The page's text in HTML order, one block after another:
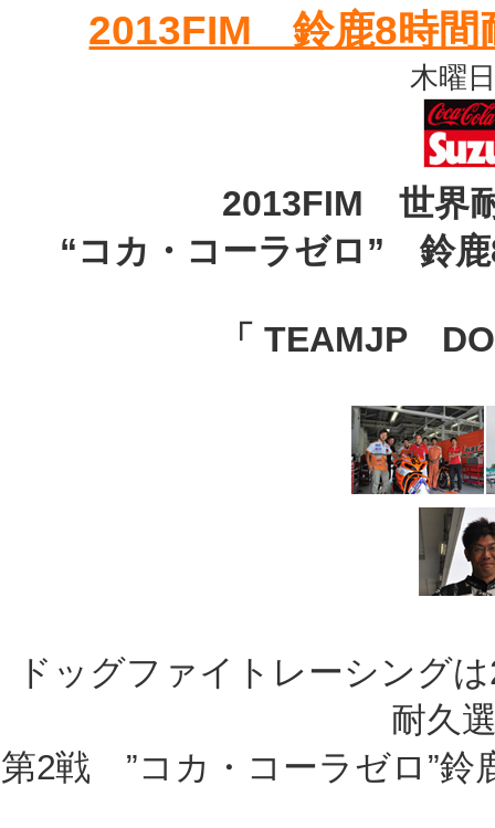
2013FIM 鈴鹿8時間
木曜
2013FIM 世界
“コカ・コーラゼロ” 鈴鹿
「 TEAMJP
ドッグファイトレーシング
耐久
第2戦 ”コカ・コーラゼロ”鈴